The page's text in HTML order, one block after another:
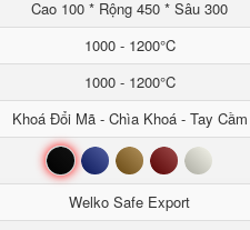
Cao 100 * Rộng 450 * Sâu 300
1000 - 1200°C
1000 - 1200°C
Khoá Đổi Mã - Chìa Khoá - Tay Cầm
Đen Xanh Nâu Đỏ Trắng
Welko Safe Export